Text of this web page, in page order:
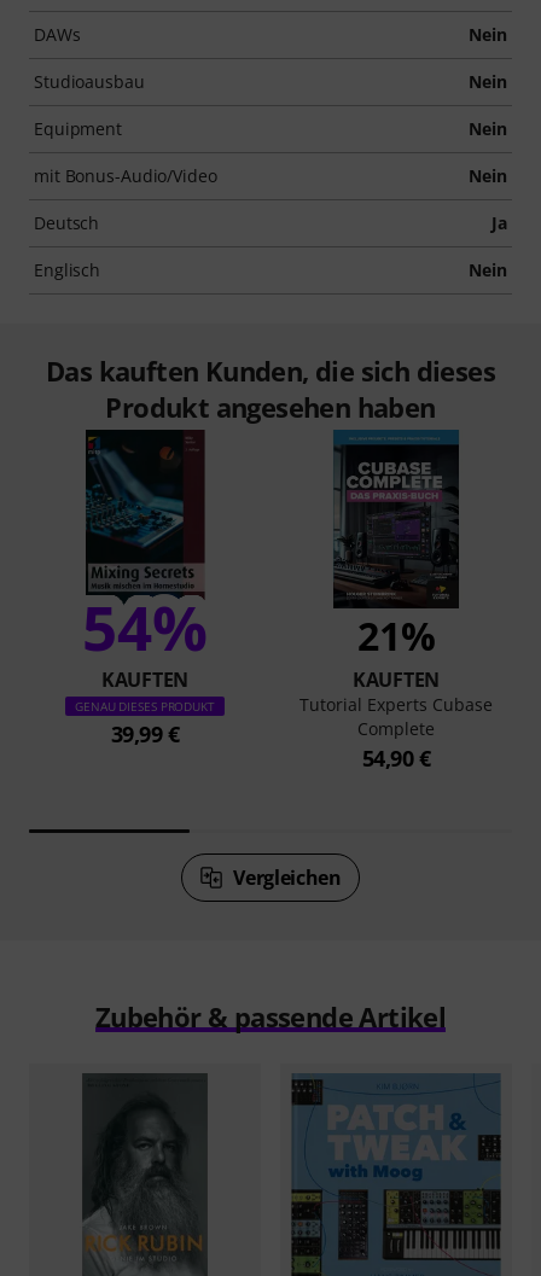
DAWs Nein
Studioausbau Nein
Equipment Nein
mit Bonus-Audio/Video Nein
Deutsch Ja
Englisch Nein
Das kauften Kunden, die sich dieses
Produkt angesehen haben
54%
KAUFTEN
GENAU DIESES PRODUKT
39,99 €
21%
KAUFTEN
Tutorial Experts Cubase
Complete
54,90 €
Vergleichen
Zubehör & passende Artikel